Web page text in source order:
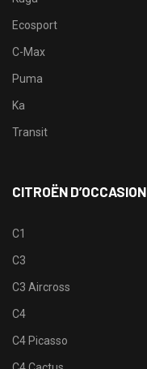
Ecosport
C-Max
Puma
Ka
Transit
CITROËN D’OCCASION
C1
C3
C3 Aircross
C4
C4 Picasso